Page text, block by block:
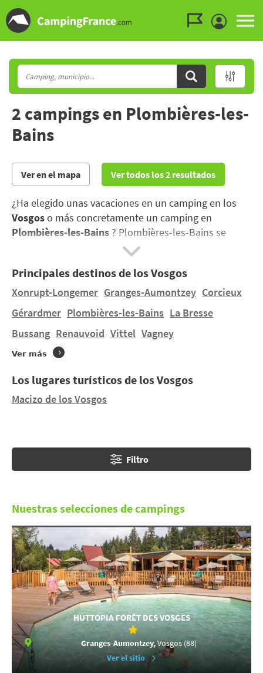
2 campings en Plombières-les-
Bains
Ver en el mapa Ver todos los 2 resultados
¿Ha elegido unas vacaciones en un camping en los
Vosgoso más concretamente un camping en
Plombières-les-Bains ? Plombières-les-Bains se
encuentra en las macizo de los Vosgos, donde
generosa..
Tanto en verano como en invierno, pasar unas
vacaciones familiares en los Vosgos es disfrutar de un
ambiente de montaña en un territorio natural de
singular belleza.
¿Desea alojarse en una tienda de campaña o en una
casa móvil en Plombières-les-Bains
dimensiones humanas ? Encontrará 2 campings en
Principales destinos de los Vosgos
Xonrupt-Longemer Granges-Aumontzey Corcieux
Gérardmer Plombières-les-Bains La Bresse
Bussang Renauvoid Vittel Vagney
Ver más
Los lugares turísticos de los Vosgos
Macizo de los Vosgos
Filtro
Nuestras selecciones de campings
HUTTOPIA FORÊT DES VOSGES
Granges-Aumontzey,Vosgos (88)
Ver el sitio